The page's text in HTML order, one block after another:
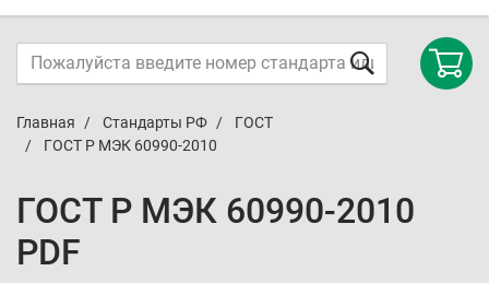
Главная Стандарты РФ
ГОСТ
ГОСТ Р МЭК 60990-2010
ГОСТ Р МЭК 60990-2010
PDF